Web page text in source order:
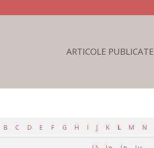
ARTICOLE PUBLICATE
B C D E F G H I J K L M N